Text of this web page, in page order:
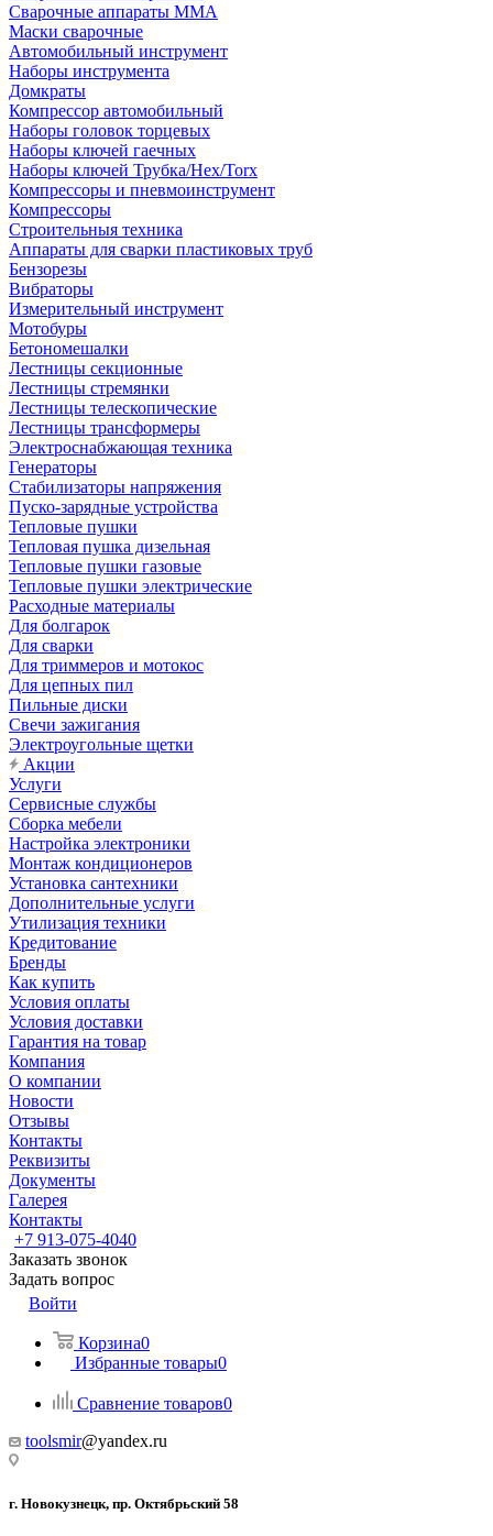
Сварочные аппараты ММА
Маски сварочные
Автомобильный инструмент
Наборы инструмента
Домкраты
Компрессор автомобильный
Наборы головок торцевых
Наборы ключей гаечных
Наборы ключей Трубка/Hex/Torx
Компрессоры и пневмоинструмент
Компрессоры
Строительныя техника
Аппараты для сварки пластиковых труб
Бензорезы
Вибраторы
Измерительный инструмент
Мотобуры
Бетономешалки
Лестницы секционные
Лестницы стремянки
Лестницы телескопические
Лестницы трансформеры
Электроснабжающая техника
Генераторы
Стабилизаторы напряжения
Пуско-зарядные устройства
Тепловые пушки
Тепловая пушка дизельная
Тепловые пушки газовые
Тепловые пушки электрические
Расходные материалы
Для болгарок
Для сварки
Для триммеров и мотокос
Для цепных пил
Пильные диски
Свечи зажигания
Электроугольные щетки
Акции
Услуги
Сервисные службы
Сборка мебели
Настройка электроники
Монтаж кондиционеров
Установка сантехники
Дополнительные услуги
Утилизация техники
Кредитование
Бренды
Как купить
Условия оплаты
Условия доставки
Гарантия на товар
Компания
О компании
Новости
Отзывы
Контакты
Реквизиты
Документы
Галерея
Контакты
+7 913-075-4040
Заказать звонок
Задать вопрос
Войти
Корзина0
Избранные товары0
Сравнение товаров0
toolsmir@yandex.ru
г. Новокузнецк, пр. Октябрьский 58